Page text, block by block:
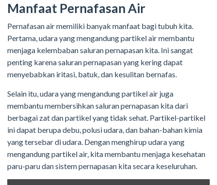
Manfaat Pernafasan Air
Pernafasan air memiliki banyak manfaat bagi tubuh kita.
Pertama, udara yang mengandung partikel air membantu
menjaga kelembaban saluran pernapasan kita. Ini sangat
penting karena saluran pernapasan yang kering dapat
menyebabkan iritasi, batuk, dan kesulitan bernafas.
Selain itu, udara yang mengandung partikel air juga
membantu membersihkan saluran pernapasan kita dari
berbagai zat dan partikel yang tidak sehat. Partikel-partikel
ini dapat berupa debu, polusi udara, dan bahan-bahan kimia
yang tersebar di udara. Dengan menghirup udara yang
mengandung partikel air, kita membantu menjaga kesehatan
paru-paru dan sistem pernapasan kita secara keseluruhan.